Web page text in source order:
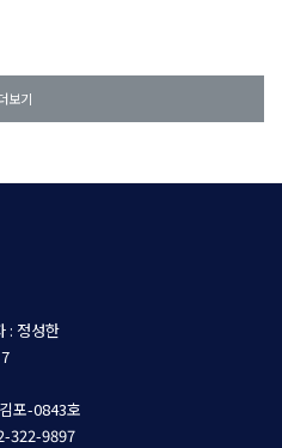
보기
: 정성한
포-0843호
322-9897